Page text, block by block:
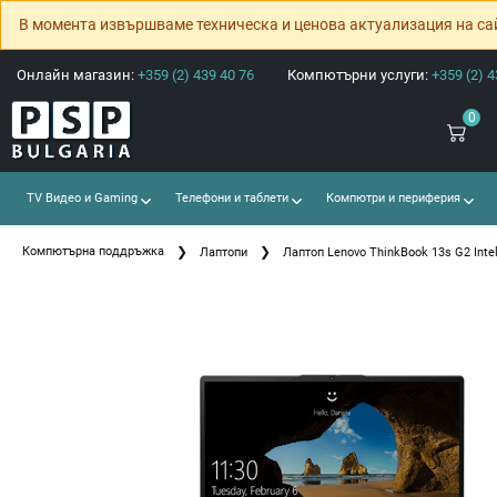
В момента извършваме техническа и ценова актуализация на
Онлайн магазин: +359 (2) 439 40 76 Компютърни услуги: +359 (2)
0
TV Видео и Gaming Телефони и таблети Компютри и периферия
Компютърна поддръжка Лаптопи Лаптоп Lenovo ThinkBook 13s G2